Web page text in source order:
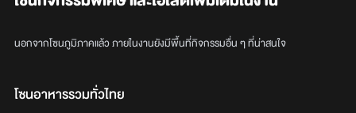
นอกจากโซนภูมิภาคแล้ว ภายในงานยังมีพื้นที่กิจกรรมอื่น ๆ ที่น่าสนใจ
โซนอาหารรวมทั่วไทย